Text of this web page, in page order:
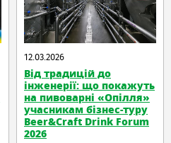
12.03.2026
Від традицій до
інженерії: що покажуть
на пивоварні «Опілля»
учасникам бізнес-туру
Beer&Craft Drink Forum
2026